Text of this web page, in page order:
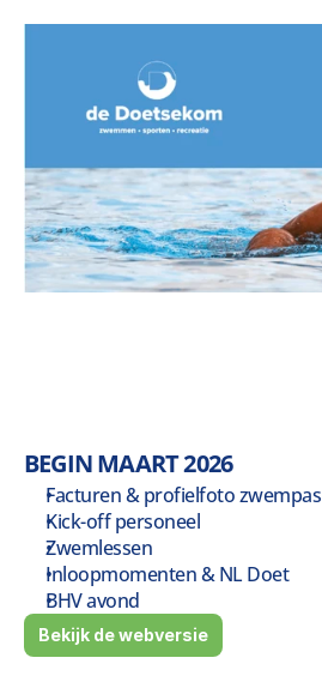
BEGIN MAART 2026
Facturen & profielfoto zwempas
Kick-off personeel
Zwemlessen
Inloopmomenten & NL Doet
BHV avond
Bekijk de webversie